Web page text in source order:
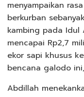
menyampaikan
berkurban
kambing pada
mencapai Rp2,7
ekor sapi khusus
bencana galodo
Abdillah